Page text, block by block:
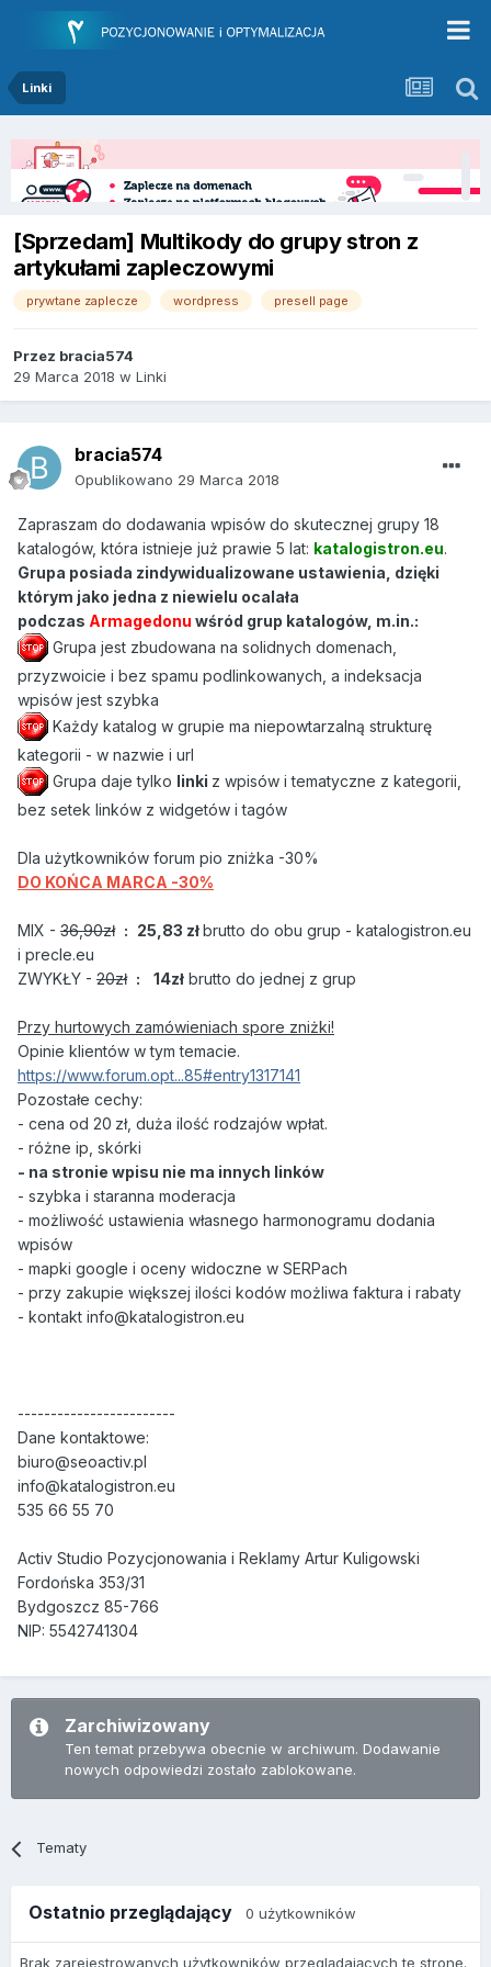
Linki
[Sprzedam] Multikody do grupy stron z
artykułami zapleczowymi
prywtane zaplecze wordpress presell page
Przez bracia574
29 Marca 2018 w Linki
bracia574
Opublikowano 29 Marca 2018
Zapraszam do dodawania wpisów do skutecznej grupy 18
katalogów, która istnieje już prawie 5 lat: katalogistron.eu.
Grupa posiada zindywidualizowane ustawienia, dzięki
którym jako jedna z niewielu ocalała
podczas Armagedonu wśród grup katalogów, m.in.:
Grupa jest zbudowana na solidnych domenach,
przyzwoicie i bez spamu podlinkowanych, a indeksacja
wpisów jest szybka
Każdy katalog w grupie ma niepowtarzalną strukturę
kategorii - w nazwie i url
Grupa daje tylko linki z wpisów i tematyczne z kategorii,
bez setek linków z widgetów i tagów
Dla użytkowników forum pio zniżka -30%
DO KOŃCA MARCA -30%
MIX - 36,90zł : 25,83 złbrutto do obu grup - katalogistron.eu
i precle.eu
ZWYKŁY - 20zł : 14zł brutto do jednej z grup
Przy hurtowych zamówieniach spore zniżki!
Opinie klientów w tym temacie.
https://www.forum.opt...85#entry1317141
Pozostałe cechy:
- cena od 20 zł, duża ilość rodzajów wpłat.
- różne ip, skórki
- na stronie wpisu nie ma innych linków
- szybka i staranna moderacja
- możliwość ustawienia własnego harmonogramu dodania
wpisów
- mapki google i oceny widoczne w SERPach
- przy zakupie większej ilości kodów możliwa faktura i rabaty
- kontakt info@katalogistron.eu
------------------------
Dane kontaktowe:
biuro@seoactiv.pl
info@katalogistron.eu
535 66 55 70
Activ Studio Pozycjonowania i Reklamy Artur Kuligowski
Fordońska 353/31
Bydgoszcz 85-766
NIP: 5542741304
Zarchiwizowany
Ten temat przebywa obecnie w archiwum. Dodawanie
nowych odpowiedzi zostało zablokowane.
Tematy
Ostatnio przeglądający 0 użytkowników
Brak zarejestrowanych użytkowników przeglądających tę stronę.